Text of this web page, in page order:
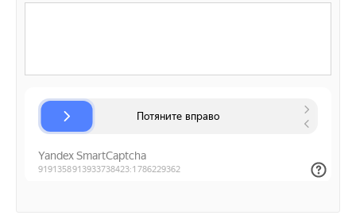
→
Железный катод сделает литий-ионные батареи
дешевле
ЖУРНАЛ СОК СЕНТЯБРЬ 2024
→ «Под капотом» искусственного интеллекта
→
Учёные МГУ сделали важный шаг в развитии
альтернативной энергетики